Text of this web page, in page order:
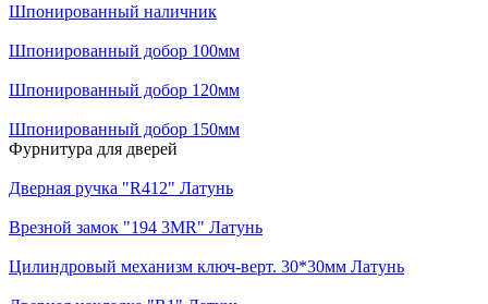
Шпонированный наличник
Шпонированный добор 100мм
Шпонированный добор 120мм
Шпонированный добор 150мм
Фурнитура для дверей
Дверная ручка "R412" Латунь
Врезной замок "194 3MR" Латунь
Цилиндровый механизм ключ-верт. 30*30мм Латунь